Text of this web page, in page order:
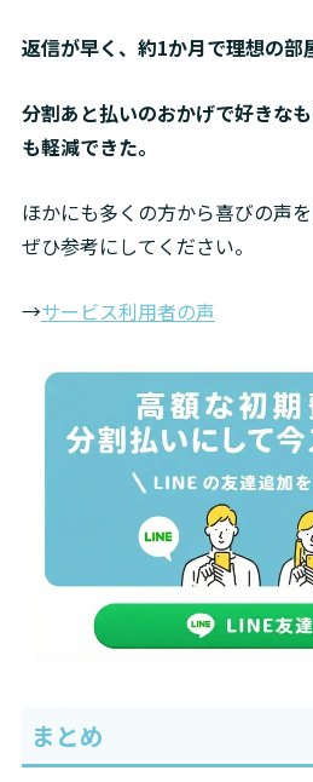
返信が早く、約1か月で理想の部
分割あと払いのおかげで好きな
も軽減できた。
ほかにも多くの方から喜びの声を
ぜひ参考にしてください。
→サービス利用者の声
まとめ